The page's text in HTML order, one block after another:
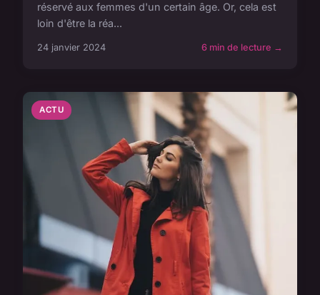
réservé aux femmes d'un certain âge. Or, cela est
loin d'être la réa...
24 janvier 2024 6 min de lecture →
ACTU